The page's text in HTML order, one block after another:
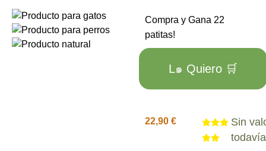
Compra y Gana 22
patitas!
L๑ Quiero 🛒
22,90 €
Sin
todavía